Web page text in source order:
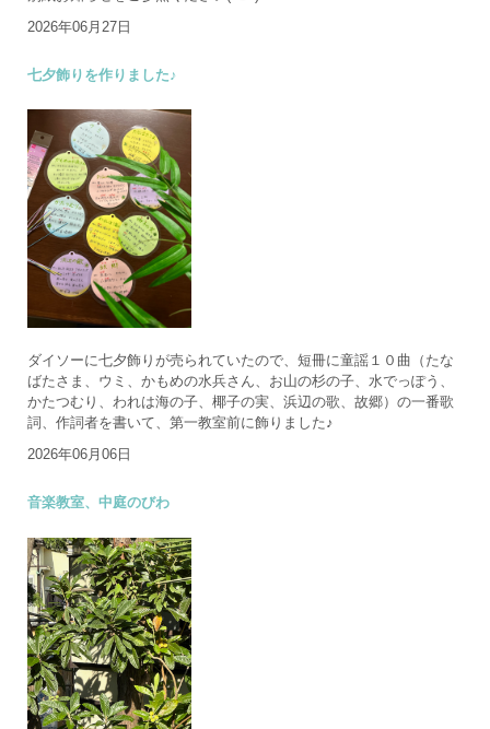
2026年06月27日
七夕飾りを作りました♪
ダイソーに七夕飾りが売られていたので、短冊に童謡１０曲（たな
ばたさま、ウミ、かもめの水兵さん、お山の杉の子、水でっぽう、
かたつむり、われは海の子、椰子の実、浜辺の歌、故郷）の一番歌
詞、作詞者を書いて、第一教室前に飾りました♪
2026年06月06日
音楽教室、中庭のびわ